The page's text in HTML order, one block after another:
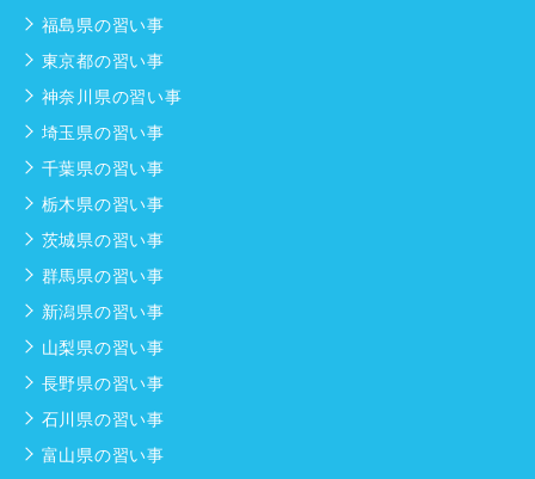
福島県の習い事
東京都の習い事
神奈川県の習い事
埼玉県の習い事
千葉県の習い事
栃木県の習い事
茨城県の習い事
群馬県の習い事
新潟県の習い事
山梨県の習い事
長野県の習い事
石川県の習い事
富山県の習い事